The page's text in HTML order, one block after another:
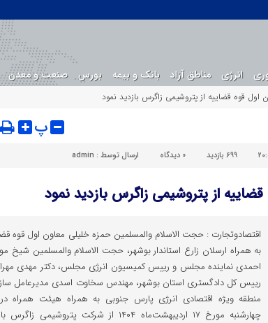
انرژی مناطق آزاد بانک و بیمه بورس صنعت و معدن
اول قوه قضاییه از پتروشیمی زاگرس بازدید نمود
پ
699 بازدید 0 دیدگاه ارسال توسط : admin
از پتروشیمی زاگرس بازدید نمود
اقتصادوتجارت : حجت الاسلام والمسلمین حمزه خلیلی معاون اول قوه
به همراه ارسلان زارع استاندار بوشهر، حجت الاسلام والمسلمین شیخ
احمدی نماینده مجلس و رییس کمیسیون انرژی مجلس، دکتر مهدی
رییس کل دادگستری استان بوشهر، مهندس سخاوت اسدی مدیرعامل
منطقه ویژه اقتصادی انرژی پارس جنوبی به همراه هیئت همراه در
چهارشنبه مورخ ۱۷ اردیبهشت‌ماه ۱۴۰۴ از شرکت پتروشیمی